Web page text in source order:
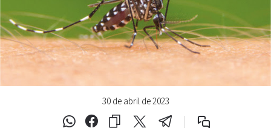
30 de abril de 2023